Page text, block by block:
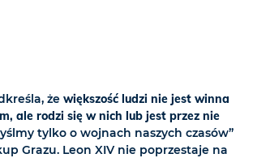
że większość ludzi nie jest winna
ale rodzi się w nich lub jest przez nie
tylko o wojnach naszych czasów”
Grazu. Leon XIV nie poprzestaje na